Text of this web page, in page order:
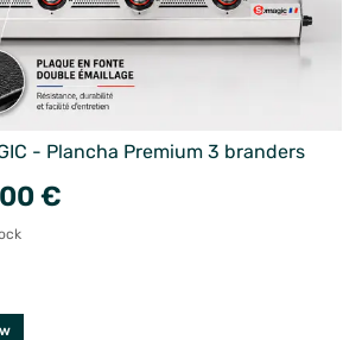
- Plancha Premium 3 branders
€